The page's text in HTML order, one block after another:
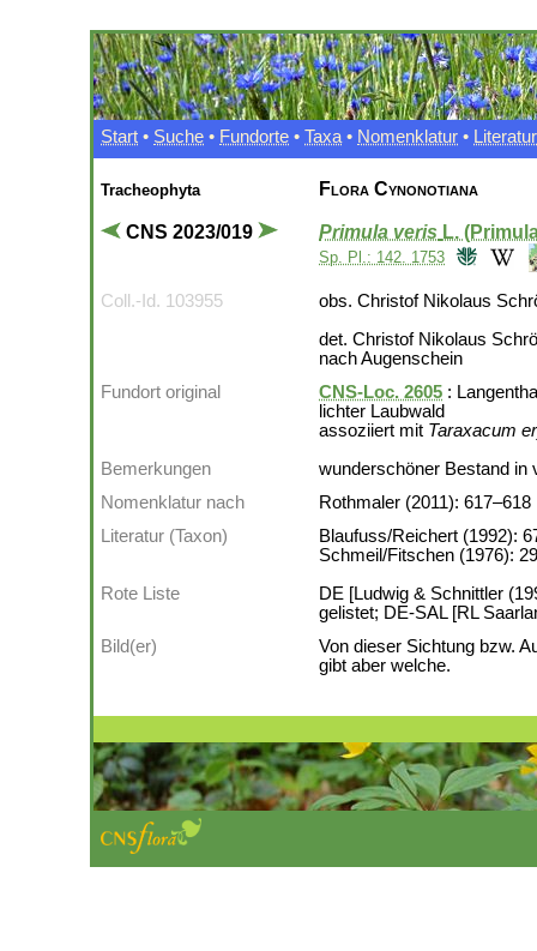
Start • Suche • Fundorte • Taxa • Nomenklatur • Literatur
Tracheophyta
CNS 2023/019
Flora Cynonotiana
Primula veris L.
Sp. Pl.: 142. 1753
Coll.-Id. 103955
obs. Christof Nikolaus
det. Christof Nikolaus
nach Augenschein
Fundort original
CNS-Loc. 2605 :
lichter Laubwald
assoziiert mit Taraxacum
Bemerkungen
wunderschöner Bestand in
Nomenklatur nach
Rothmaler (2011): 617–618
Literatur (Taxon)
Blaufuss/Reichert (1992):
Schmeil/Fitschen (1976):
Rote Liste
DE [Ludwig & Schnittler
gelistet; DE-SAL [RL
Bild(er)
Von dieser Sichtung bzw.
gibt aber welche.